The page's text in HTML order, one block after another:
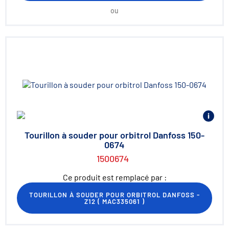
ou
Tourillon à souder pour orbitrol Danfoss 150-
0674
1500674
Ce produit est remplacé par :
TOURILLON À SOUDER POUR ORBITROL DANFOSS -
Z12 ( MAC335061 )